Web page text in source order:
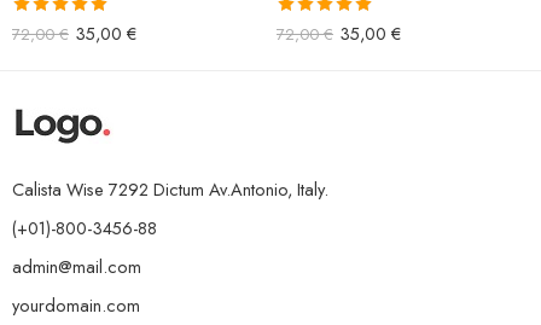
Bewertet mit
5.00von 5
72,00€ 35,00 € Bewertet mit
5.00von 5
72,00€ 35,00 €
Calista Wise 7292 Dictum Av.Antonio, Italy.
(+01)-800-3456-88
admin@mail.com
yourdomain.com